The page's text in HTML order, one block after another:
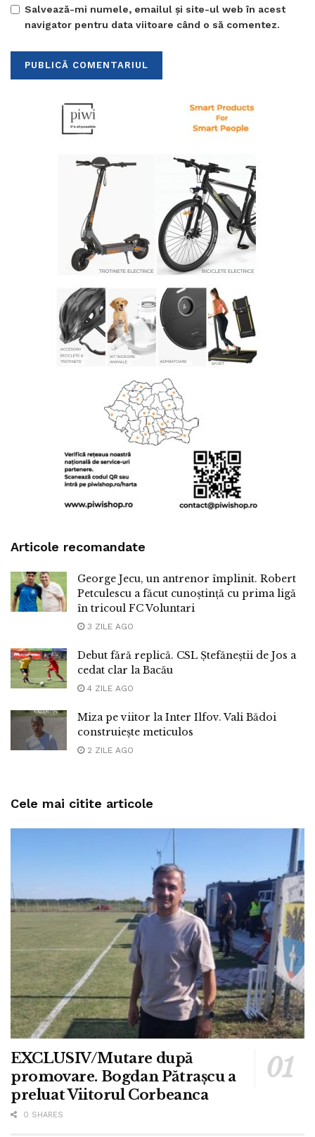
Salvează-mi numele, emailul și site-ul web în acest
navigator pentru data viitoare când o să comentez.
Articole recomandate
George Jecu, un antrenor împlinit. Robert
Petculescu a făcut cunoștință cu prima ligă
în tricoul FC Voluntari
3 ZILE AGO
Debut fără replică. CSL Ștefăneștii de Jos a
cedat clar la Bacău
4 ZILE AGO
Miza pe viitor la Inter Ilfov. Vali Bădoi
construiește meticulos
2 ZILE AGO
Cele mai citite articole
EXCLUSIV/Mutare după
promovare. Bogdan Pătrașcu a
preluat Viitorul Corbeanca
0 SHARES